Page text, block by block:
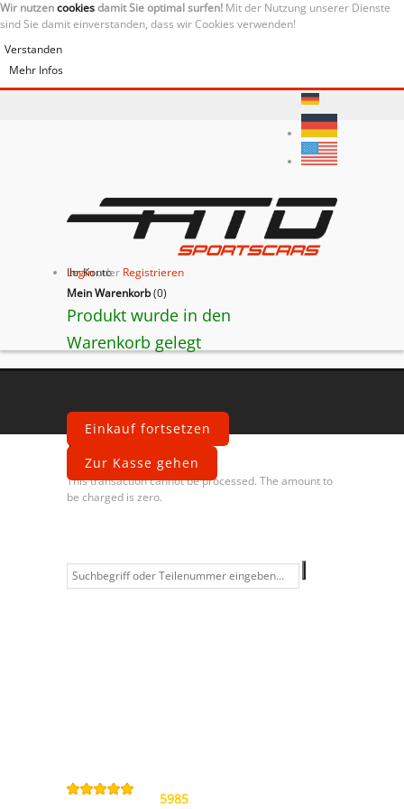
Wir nutzencookiesdamit Sie optimal surfen! Mit der Nutzung unserer Dienste
sind Sie damit einverstanden, dass wir Cookies verwenden!
Verstanden
Mehr Infos
Ihr Konto
Loginoder Registrieren
Mein Warenkorb(0)
Produkt wurde in den
Warenkorb gelegt
Einkauf fortsetzen
Zur Kasse gehen
Fehler
This transaction cannot be processed. The amount to
be charged is zero.
Kontakt
Allgemeine
/5
5985